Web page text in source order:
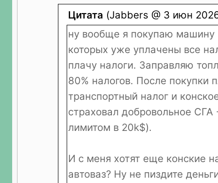
Цитата (Jabbers @ 3 июн
ну вообще я покупаю машину
которых уже уплачены все
плачу налоги. Заправляю
80% налогов. После покупки
транспортный налог и
страховал добровольное
лимитом в 20k$).
И с меня хотят еще конские
автоваз? Ну не пиздите